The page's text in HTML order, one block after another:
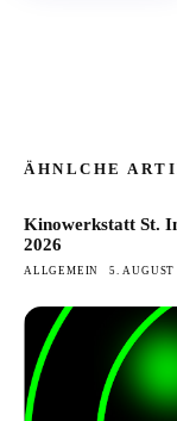
ÄHNLCHE
Kinowerkstatt St.
2026
ALLGEMEIN 5. AUGUST